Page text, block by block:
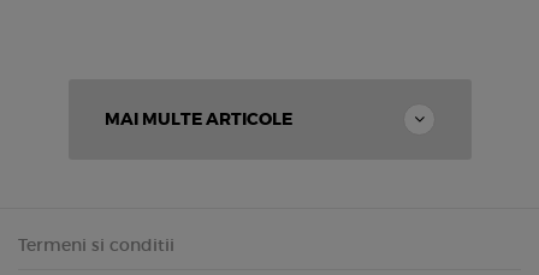
MAI MULTE ARTICOLE
Termeni si conditii